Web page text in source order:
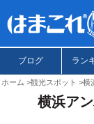
ブログ ラン
ホーム 観光スポット 横
横浜ア